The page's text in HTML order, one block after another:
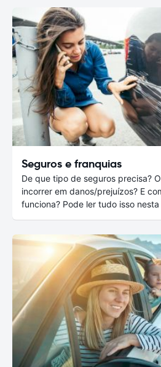
Seguros e franquias
De que tipo de seguros precisa?
incorrer em danos/prejuízos? E
funciona? Pode ler tudo isso